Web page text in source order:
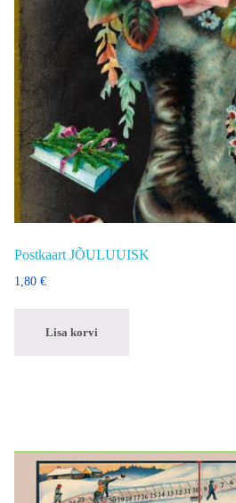
Postkaart JÕULUUISK
1,80 €
Lisa korvi